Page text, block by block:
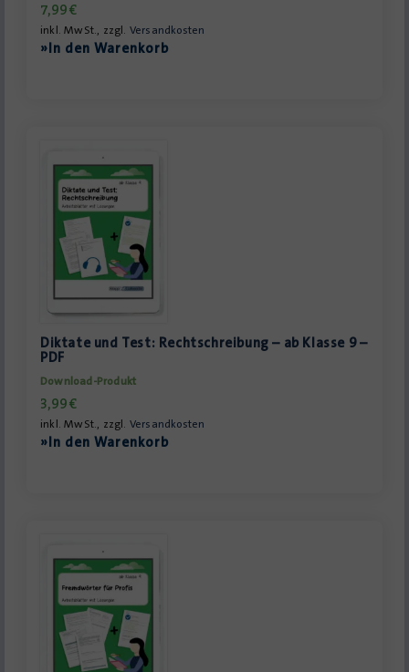
7,99€
inkl. MwSt., zzgl. Versandkosten
»In den Warenkorb
Diktate und Test: Rechtschreibung – ab Klasse 9 –
PDF
Download-Produkt
3,99€
inkl. MwSt., zzgl. Versandkosten
»In den Warenkorb